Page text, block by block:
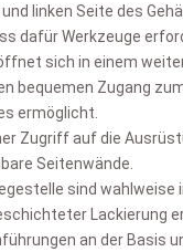
linken Seite des
dafür Werkzeuge
sich in einem
bequemen Zugang
ermöglicht.
Zugriff auf die
Seitenwände.
sind wahlweise
Lackierung
an der Basis